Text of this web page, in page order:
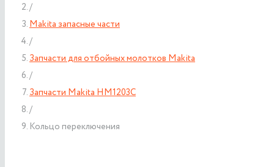
/
Makita запасные части
/
Запчасти для отбойных молотков Makita
/
Запчасти Makita HM1203C
/
Кольцо переключения